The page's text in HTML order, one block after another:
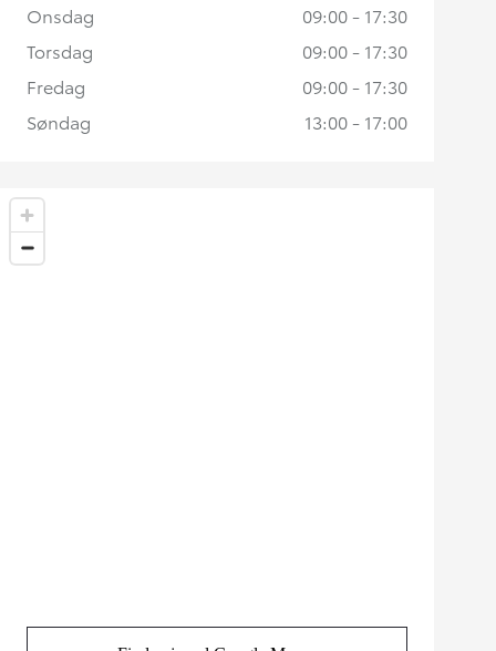
Onsdag
09:00 - 17:30
Torsdag
09:00 - 17:30
Fredag
09:00 - 17:30
Søndag
13:00 - 17:00